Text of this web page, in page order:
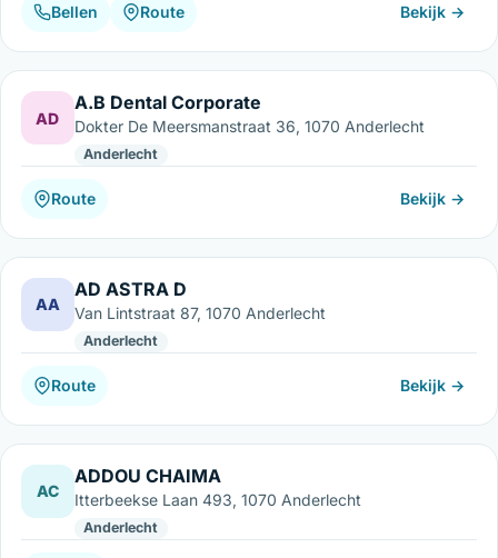
Bellen Route Bekijk →
AD
A.B Dental Corporate
Dokter De Meersmanstraat 36, 1070 Anderlecht
Anderlecht
Route Bekijk →
AA
AD ASTRA D
Van Lintstraat 87, 1070 Anderlecht
Anderlecht
Route Bekijk →
AC
ADDOU CHAIMA
Itterbeekse Laan 493, 1070 Anderlecht
Anderlecht